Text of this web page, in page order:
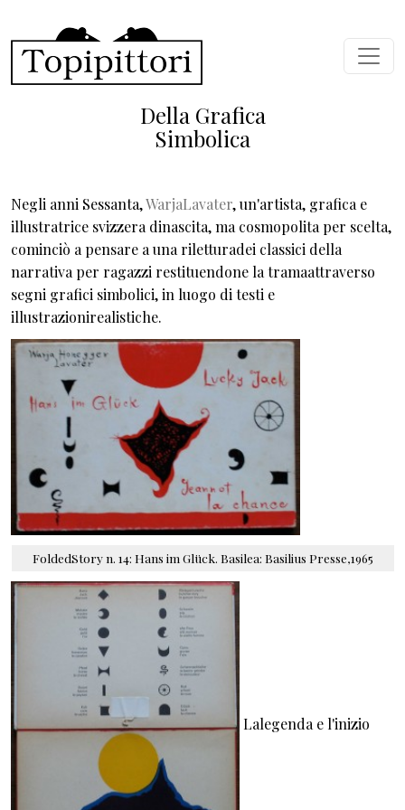
Della Grafica
Simbolica
Negli anni Sessanta,WarjaLavater, un'artista, grafica e
illustratrice svizzera dinascita, ma cosmopolita per scelta,
cominciò a pensare a una riletturadei classici della
narrativa per ragazzi restituendone la tramaattraverso
segni grafici simbolici, in luogo di testi e
illustrazionirealistiche.
FoldedStory n. 14: Hans im Glück. Basilea: Basilius Presse,1965
Lalegenda e l'inizio